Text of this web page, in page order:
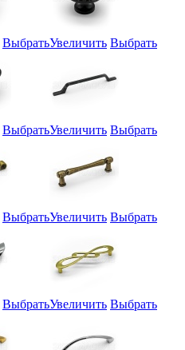
ВыбратьУвеличить Выбрать
ВыбратьУвеличить Выбрать
ВыбратьУвеличить Выбрать
ВыбратьУвеличить Выбрать